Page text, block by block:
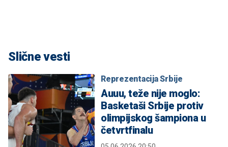
Slične vesti
Reprezentacija Srbije
Auuu, teže nije moglo:
Basketaši Srbije protiv
olimpijskog šampiona u
četvrtfinalu